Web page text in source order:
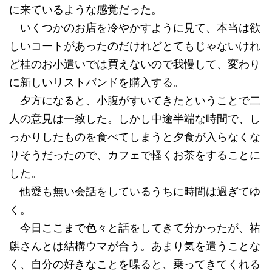
に来ているような感覚だった。
いくつかのお店を冷やかすように見て、本当は欲
しいコートがあったのだけれどとてもじゃないけれ
ど桂のお小遣いでは買えないので我慢して、変わり
に新しいリストバンドを購入する。
夕方になると、小腹がすいてきたということで二
人の意見は一致した。しかし中途半端な時間で、し
っかりしたものを食べてしまうと夕食が入らなくな
りそうだったので、カフェで軽くお茶をすることに
した。
他愛も無い会話をしているうちに時間は過ぎてゆ
く。
今日ここまで色々と話をしてきて分かったが、祐
麒さんとは結構ウマが合う。あまり気を遣うことな
く、自分の好きなことを喋ると、乗ってきてくれる